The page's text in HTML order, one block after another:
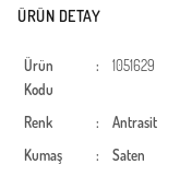
ÜRÜN DETAY
Ürün
Kodu
: 1051629
Renk :
Antrasit
Kumaş
:
Saten